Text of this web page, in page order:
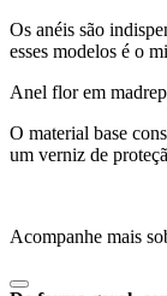
Os anéis são
esses modelos é o
Anel flor em
O material base
um verniz de
Acompanhe mais